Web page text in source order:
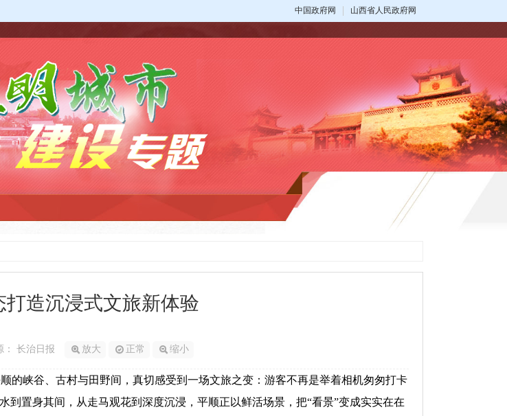
中国政府网 山西省人民政府网
打造沉浸式文旅新体验
： 长治日报 放大 正常 缩小
峡谷、古村与田野间，真切感受到一场文旅之变：游客不再是举着相机匆匆打卡
到置身其间，从走马观花到深度沉浸，平顺正以鲜活场景，把“看景”变成实实在在